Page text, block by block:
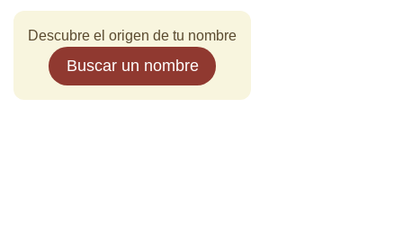
Descubre el origen de tu nombre
Buscar un nombre